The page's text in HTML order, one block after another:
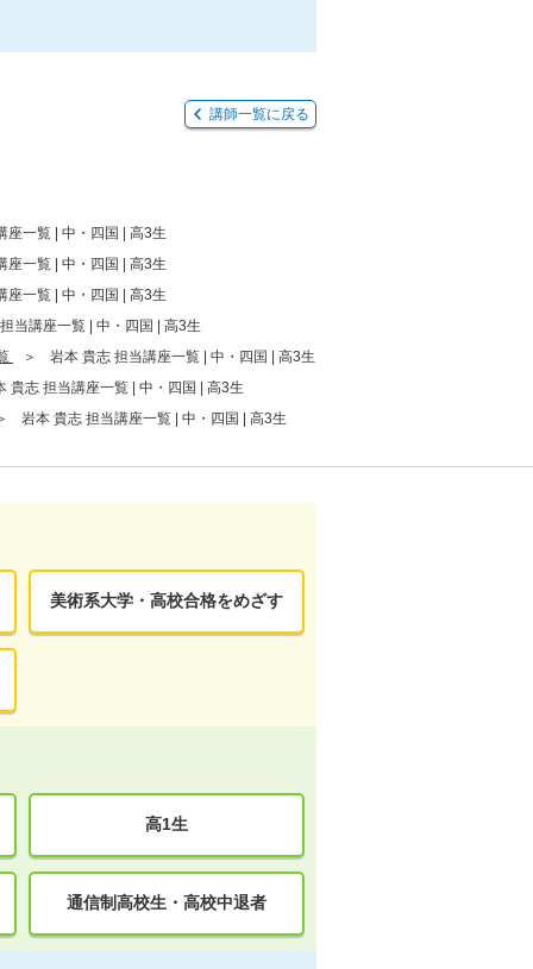
講師一覧に戻る
座一覧 | 中・四国 | 高3生
座一覧 | 中・四国 | 高3生
座一覧 | 中・四国 | 高3生
当講座一覧 | 中・四国 | 高3生
岩本 貴志 担当講座一覧 | 中・四国 | 高3生
貴志 担当講座一覧 | 中・四国 | 高3生
岩本 貴志 担当講座一覧 | 中・四国 | 高3生
美術系大学・高校合格をめざす
高1生
通信制高校生・高校中退者